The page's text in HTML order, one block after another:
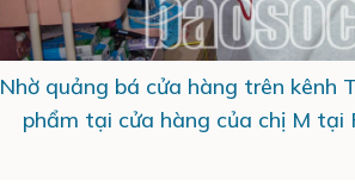
Nhờ quảng bá cửa hàng trên kênh
phẩm tại cửa hàng của chị M tại